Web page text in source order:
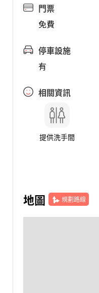
門票
免費
停車設施
有
相關資訊
提供洗手間
地圖 規劃路線